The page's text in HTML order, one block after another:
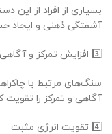
بسیاری از افراد از این
آشفتگی ذهنی و ایجاد
3️⃣ افزایش تمرکز و آگاهی
سنگ‌های مرتبط با
آگاهی و تمرکز را تقویت
4️⃣ تقویت انرژی مثبت